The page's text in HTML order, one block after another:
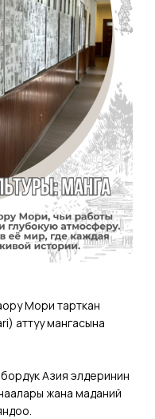
Мори тарткан
аттуу мангасына
Азия элдеринин
жана маданий